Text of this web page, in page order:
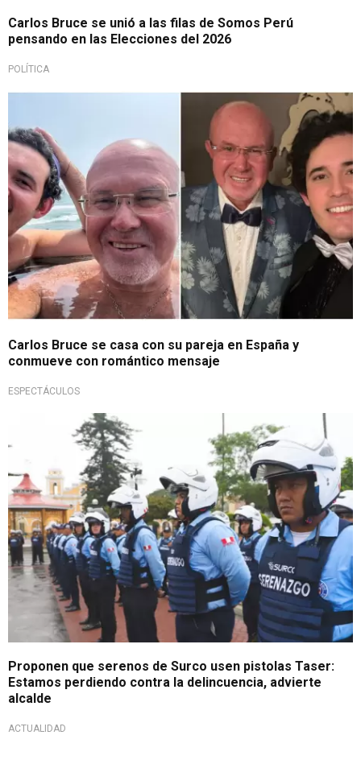
Carlos Bruce se unió a las filas de Somos Perú
pensando en las Elecciones del 2026
POLÍTICA
Carlos Bruce se casa con su pareja en España y
conmueve con romántico mensaje
ESPECTÁCULOS
Proponen que serenos de Surco usen pistolas Taser:
Estamos perdiendo contra la delincuencia, advierte
alcalde
ACTUALIDAD